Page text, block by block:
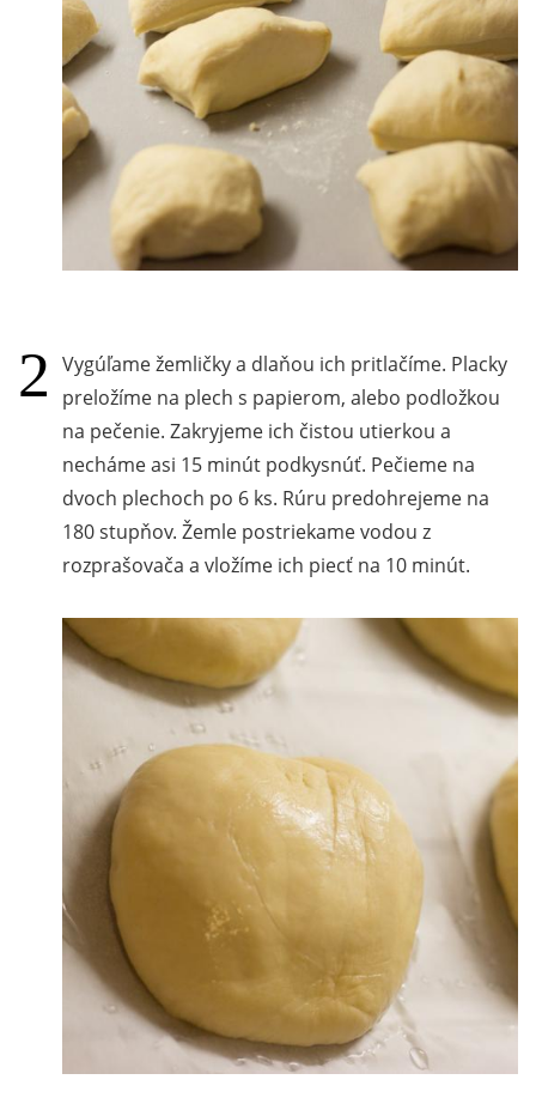
Vygúľame žemličky a dlaňou ich pritlačíme. Placky
preložíme na plech s papierom, alebo podložkou
na pečenie. Zakryjeme ich čistou utierkou a
necháme asi 15 minút podkysnúť. Pečieme na
dvoch plechoch po 6 ks. Rúru predohrejeme na
180 stupňov. Žemle postriekame vodou z
rozprašovača a vložíme ich piecť na 10 minút.